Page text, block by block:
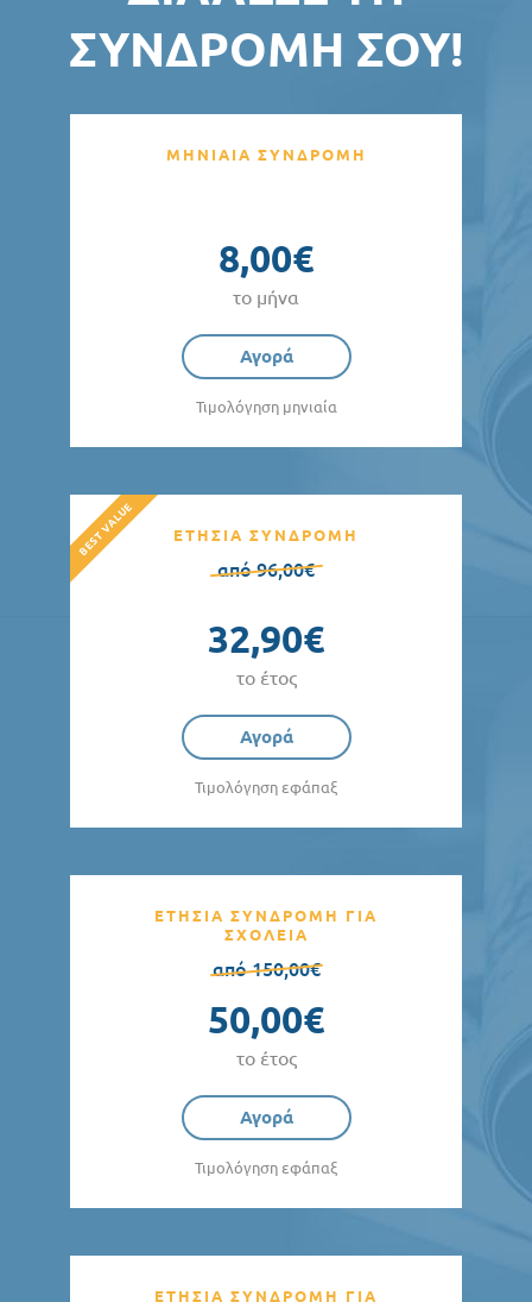
ΣΥΝΔΡΟΜΉ ΣΟΥ!
ΜΗΝΙΑΙΑ ΣΥΝΔΡΟΜΗ
8,00€
το μήνα
Αγορά
Τιμολόγηση μηνιαία
ΕΤΗΣΙΑ ΣΥΝΔΡΟΜΗ
από 96,00€
32,90€
το έτος
Αγορά
Τιμολόγηση εφάπαξ
ΕΤΗΣΙΑ ΣΥΝΔΡΟΜΗ ΓΙΑ
ΣΧΟΛΕΙΑ
από 150,00€
50,00€
το έτος
Αγορά
Τιμολόγηση εφάπαξ
ΕΤΗΣΙΑ ΣΥΝΔΡΟΜΗ ΓΙΑ